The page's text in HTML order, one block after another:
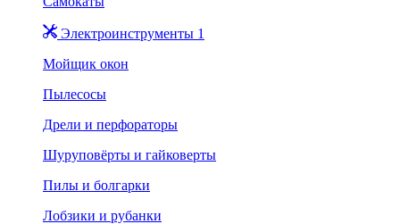
Электроинструменты 1
Мойщик окон
Пылесосы
Дрели и перфораторы
Шуруповёрты и гайковерты
Пилы и болгарки
Лобзики и рубанки